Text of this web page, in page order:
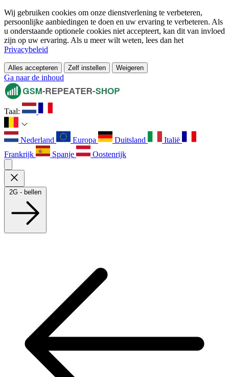
Wij gebruiken cookies om onze dienstverlening te verbeteren,
persoonlijke aanbiedingen te doen en uw ervaring te verbeteren. Als
u onderstaande optionele cookies niet accepteert, kan dit van invloed
zijn op uw ervaring. Als u meer wilt weten, lees dan het
Privacybeleid
Alles accepteren Zelf instellen Weigeren
Ga naar de inhoud
Taal:
Nederland Europa Duitsland
Italië
Frankrijk
Spanje Oostenrijk
2G - bellen